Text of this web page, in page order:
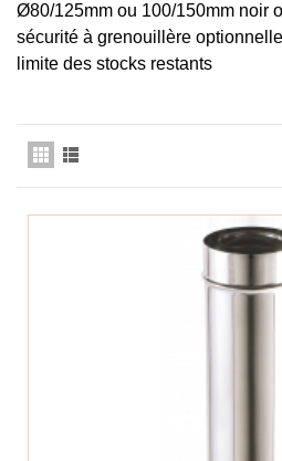
Ø80/125mm ou 100/150mm noir
sécurité à grenouillère
limite des stocks restants